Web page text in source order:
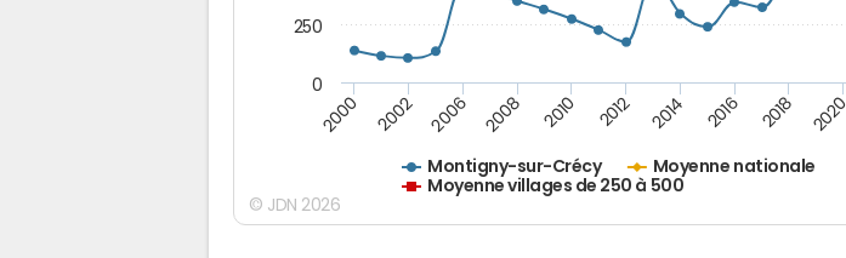
Montigny-sur-Crécy
Moyenne nationale
Moyenne villages de 250 à 500
2000 2002 2006 2008 2010 2012 2014 2016 2018 2020
0
250
© JDN 2026